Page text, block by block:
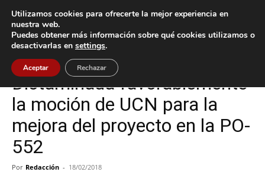
Inicio Nigrán
Nigrán Política
Dictaminada favorablemente
la moción de UCN para la
mejora del proyecto en la PO-
552
Por Redacción - 18/02/2018
Utilizamos cookies para ofrecerte la mejor experiencia en
nuestra web.
Puedes obtener más información sobre qué cookies utilizamos o
desactivarlas en settings.
Aceptar Rechazar